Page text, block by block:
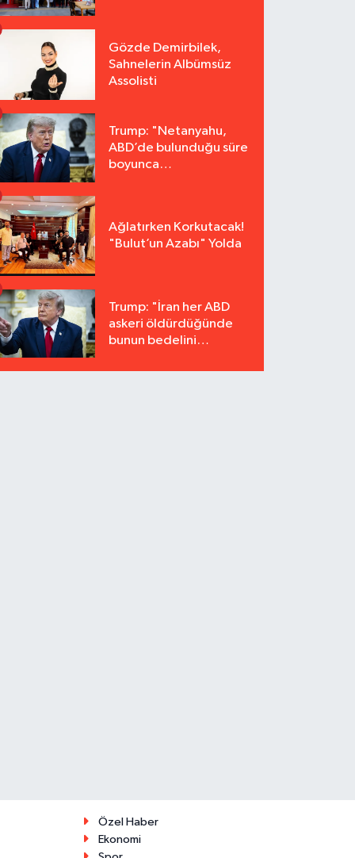
Gözde Demirbilek,
Sahnelerin Albümsüz
Assolisti
Trump: "Netanyahu,
ABD’de bulunduğu süre
boyunca
Ağlatırken Korkutacak!
"Bulut’un Azabı" Yolda
Trump: "İran her ABD
askeri öldürdüğünde
bunun bedelini
Özel Haber
Ekonomi